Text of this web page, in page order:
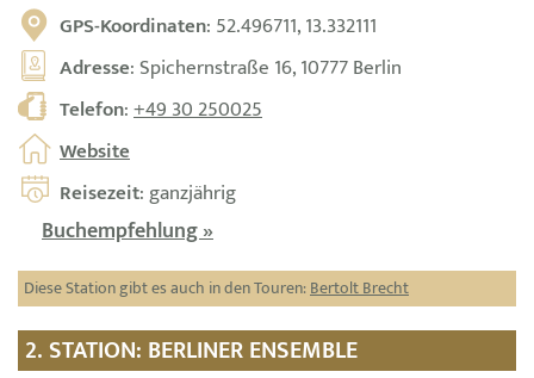
GPS-Koordinaten: 52.496711, 13.332111
Adresse: Spichernstraße 16, 10777 Berlin
Telefon:+49 30 250025
Website
Reisezeit: ganzjährig
Buchempfehlung »
Diese Station gibt es auch in den Touren:Bertolt Brecht
2. STATION: BERLINER ENSEMBLE